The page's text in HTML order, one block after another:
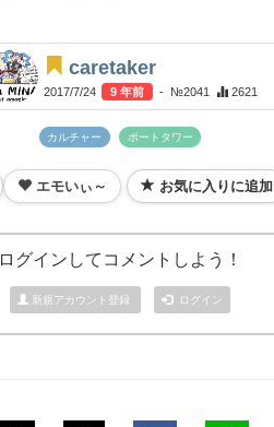
caretaker
2017/7/24 9 年前 - №2041 2621
カルチャー ポートタワー
エモいぃ～ お気に入りに追加
ログインしてコメントしよう！
新規アカウント登録 ログイン